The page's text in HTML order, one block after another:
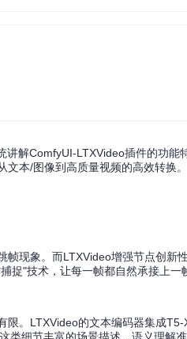
解ComfyUI-LTXVideo插件的功能
本/图像到高质量视频的高效转换。
现象。而LTXVideo增强节点创新
捉"技术，让每一帧都自然承接上一
。LTXVideo的文本编码器集成